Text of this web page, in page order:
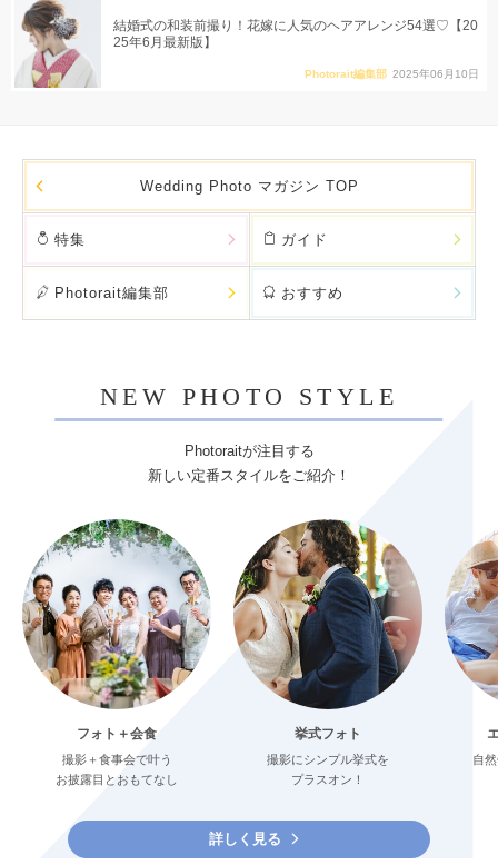
結婚式の和装前撮り！花嫁に人気のヘアアレンジ54選♡【20
25年6月最新版】
Photorait編集部 2025年06月10日
Wedding Photo マガジン TOP
特集 ガイド
Photorait編集部 おすすめ
NEW PHOTO STYLE
Photoraitが注目する
新しい定番スタイルをご紹介！
フォト＋会食
撮影＋食事会で叶う
お披露目とおもてなし
挙式フォト
撮影にシンプル挙式を
プラスオン！
自
詳しく見る